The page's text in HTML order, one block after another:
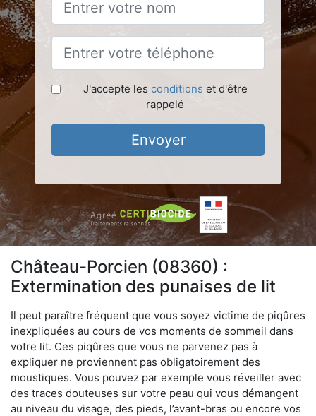
J'accepte les conditions et d'être
rappelé
Envoyer
Château-Porcien (08360) :
Extermination des punaises de lit
Il peut paraître fréquent que vous soyez victime de piqûres
inexpliquées au cours de vos moments de sommeil dans
votre lit. Ces piqûres que vous ne parvenez pas à
expliquer ne proviennent pas obligatoirement des
moustiques. Vous pouvez par exemple vous réveiller avec
des traces douteuses sur votre peau qui vous démangent
au niveau du visage, des pieds, l’avant-bras ou encore vos